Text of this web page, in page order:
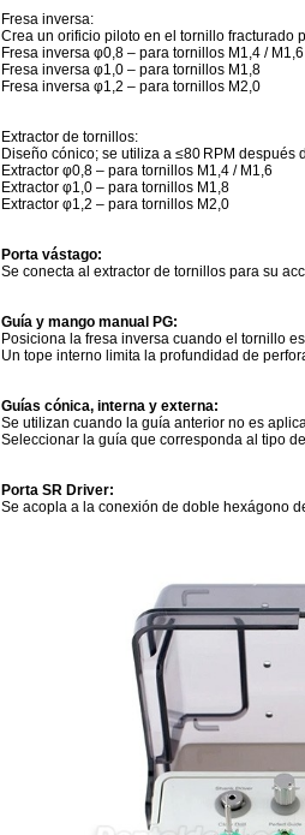
Fresa inversa:
Crea un orificio piloto en el tornillo fracturado
Fresa inversa φ0,8 – para tornillos M1,4 / M1,6
Fresa inversa φ1,0 – para tornillos M1,8
Fresa inversa φ1,2 – para tornillos M2,0
Extractor de tornillos:
Diseño cónico; se utiliza a ≤80 RPM después
Extractor φ0,8 – para tornillos M1,4 / M1,6
Extractor φ1,0 – para tornillos M1,8
Extractor φ1,2 – para tornillos M2,0
Porta vástago:
Se conecta al extractor de tornillos para su
Guía y mango manual PG:
Posiciona la fresa inversa cuando el tornillo
Un tope interno limita la profundidad de
Guías cónica, interna y externa:
Se utilizan cuando la guía anterior no es
Seleccionar la guía que corresponda al tipo
Porta SR Driver:
Se acopla a la conexión de doble hexágono